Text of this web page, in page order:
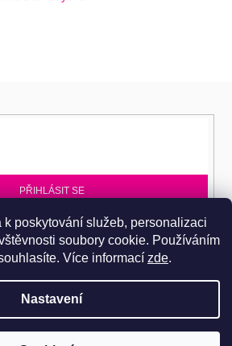
k poskytování služeb, personalizaci
soubory cookie. Používáním
Více informací zde.
Nastavení
PŘIHLÁSIT SE
získávejte novinky jako první.